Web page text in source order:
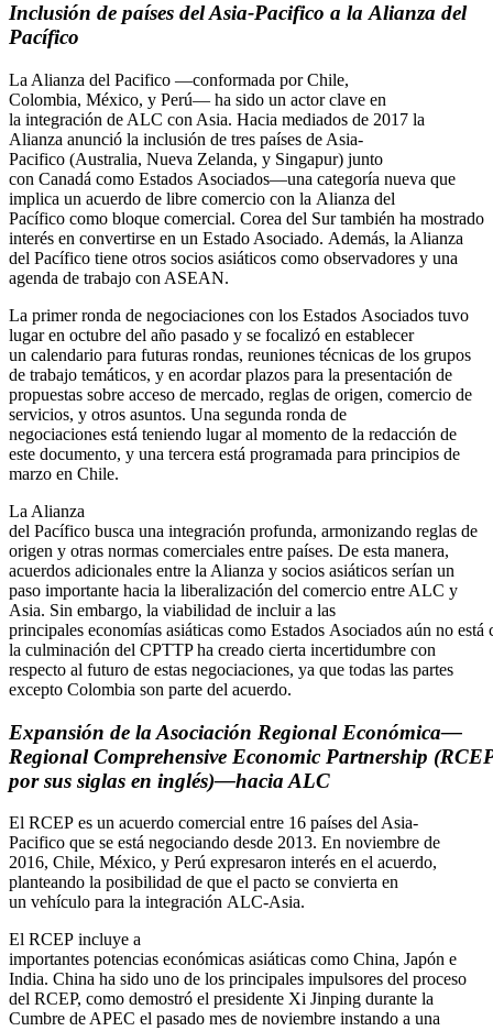
Inclusión de países del Asia-Pacifico a laAlianza del
Pacífico
La Alianza del Pacifico —conformada por Chile,
Colombia, México, y Perú— ha sido un actor clave en
la integración de ALC con Asia. Hacia mediados de 2017 la
Alianza anunció la inclusión de tres países de Asia-
Pacifico (Australia, Nueva Zelanda, y Singapur) junto
con Canadá como Estados Asociados—una categoría nueva que
implica un acuerdo de libre comercio con la Alianza del
Pacífico como bloque comercial. Corea del Sur también ha mostrado
interés en convertirse en un Estado Asociado. Además, la Alianza
del Pacífico tiene otros socios asiáticos como observadores y una
agenda de trabajo con ASEAN.
La primer ronda de negociaciones con los Estados Asociados tuvo
lugar en octubre del año pasado y se focalizó en establecer
un calendario para futuras rondas, reuniones técnicas de los grupos
de trabajo temáticos, y en acordar plazos para la presentación de
propuestas sobre acceso de mercado, reglas de origen, comercio de
servicios, y otros asuntos. Una segunda ronda de
negociaciones está teniendo lugar al momento de la redacción de
este documento, y una tercera está programada para principios de
marzo en Chile.
La Alianza
del Pacífico busca una integración profunda, armonizando reglas de
origen y otras normas comerciales entre países. De esta manera,
acuerdos adicionales entre la Alianza y socios asiáticos serían un
paso importante hacia la liberalización del comercio entre ALC y
Asia. Sin embargo, la viabilidad de incluir a las
principales economías asiáticas como Estados Asociados aún no
la culminación del CPTTP ha creado cierta incertidumbre con
respecto al futuro de estas negociaciones, ya que todas las partes
excepto Colombia son parte del acuerdo.
Expansión de la Asociación Regional Económica—
RegionalComprehensive Economic Partnership
por sus siglas en inglés)—hacia ALC
El RCEP es un acuerdo comercial entre 16 países del Asia-
Pacifico que se está negociando desde 2013. En noviembre de
2016, Chile, México, y Perú expresaron interés en el acuerdo,
planteando la posibilidad de que el pacto se convierta en
un vehículo para la integración ALC-Asia.
El RCEP incluye a
importantes potencias económicas asiáticas como China, Japón e
India. China ha sido uno de los principales impulsores del proceso
del RCEP, como demostró el presidente Xi Jinping durante la
Cumbre de APEC el pasado mes de noviembre instando a una